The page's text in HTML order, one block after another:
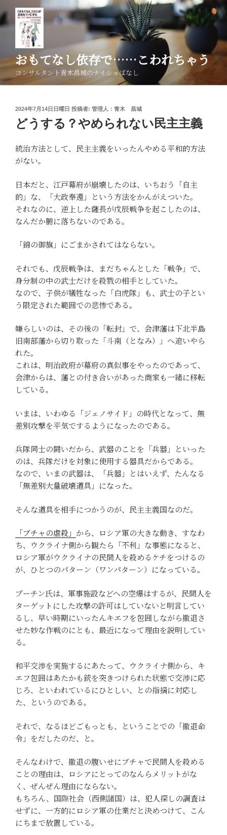
ン
テ
へ
ス
おもてなし依存で……こわれちゃう
コンサルタント青木昌城のナイショばなし
投
稿
日:
2024年7月14日日曜日 投稿者: 管理人：青木 昌城
どうする？やめられない民主主義
統治方法として、民主主義をいったんやめる平和的方法
がない。
日本だと、江戸幕府が崩壊したのは、いちおう「自主
的」な、「大政奉還」という方法をかんがえついた。
それなのに、逆上した薩長が戊辰戦争を起こしたのは、
なんだか腑に落ちないのである。
「錦の御旗」にごまかされてはならない。
それでも、戊辰戦争は、まだちゃんとした「戦争」で、
身分制の中の武士だけを殺戮の相手としていた。
なので、子供が犠牲なった「白虎隊」も、武士の子とい
う限定された範囲での悲惨である。
嫌らしいのは、その後の「転封」で、会津藩は下北半島
旧南部藩から切り取った「斗南（となみ）」へ追いやら
れた。
これは、明治政府が幕府の真似事をやったのであって、
会津からは、藩との付き合いがあった商家も一緒に移転
している。
いまは、いわゆる「ジェノサイド」の時代となって、無
差別攻撃を平気でするようになったのである。
兵隊同士の闘いだから、武器のことを「兵器」といった
のは、兵隊だけを対象に使用する器具だからである。
なので、いまの武器は、「兵器」とはいえず、たんなる
「無差別大量破壊道具」になった。
そんな道具を相手につかうのが、民主主義国なのだ。
「ブチャの虐殺」 から、ロシア軍の大きな動き、すなわ
ち、ウクライナ側から観たら「不利」な事態になると、
ロシア軍がウクライナの民間人を殺めるケチをつけるの
が、ひとつのパターン（ワンパターン）になっている。
プーチン氏は、軍事施設などへの空爆はするが、民間人を
ターゲットにした攻撃の許可はしていないと明言してい
るし、早い時期にいったんキエフを包囲しながら撤退さ
せた妙な作戦のにとも、最近になって理由を説明してい
る。
和平交渉を実施するにあたって、ウクライナ側から、キ
エフ包囲はあたかも銃を突きつけられた状態で交渉に応
じろ、といわれているにひとしい、との指摘に対応し
た、というのである。
それで、なるほどごもっとも、ということでの「撤退命
令」をだしたのだ、と。
そんなわけで、撤退の腹いせにブチャで民間人を殺める
ことの理由は、ロシアにとってのなんらメリットがな
く、ぜんぜん理由にならない。
もちろん、国際社会（西側諸国）は、犯人探しの調査は
せずに、一方的にロシア軍の仕業だと決めつけて、こん
にちまで放置している。